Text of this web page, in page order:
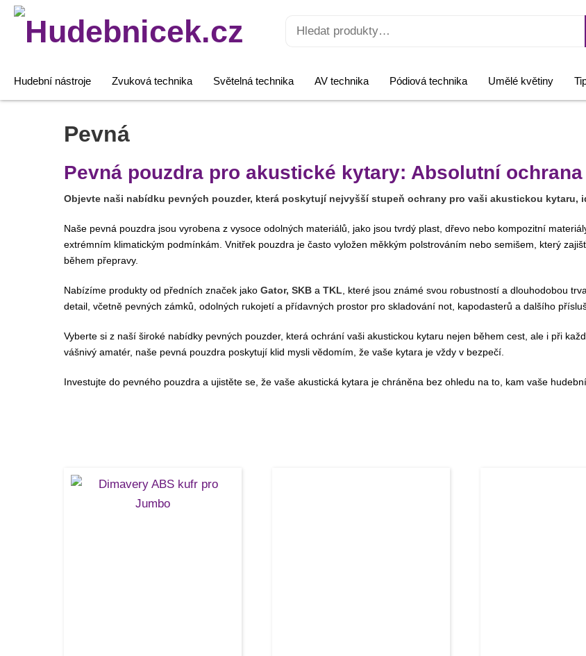
Hledat:
Hudební nástroje Zvuková technika Světelná technika AV technika Pódiová technika Umělé květiny
Pevná
Pevná pouzdra pro akustické kytary: Absolutní
Objevte naši nabídku pevných pouzder, která poskytují nejvyšší stupeň ochrany pro vaši akustickou kytaru,
Naše pevná pouzdra jsou vyrobena z vysoce odolných materiálů, jako jsou tvrdý plast, dřevo nebo kompozitní
extrémním klimatickým podmínkám. Vnitřek pouzdra je často vyložen měkkým polstrováním nebo semišem, který
během přepravy.
Nabízíme produkty od předních značek jako Gator, SKB a TKL, které jsou známé svou robustností a dlouhodobou
detail, včetně pevných zámků, odolných rukojetí a přídavných prostor pro skladování not, kapodasterů a dalšího
Vyberte si z naší široké nabídky pevných pouzder, která ochrání vaši akustickou kytaru nejen během cest, ale i při
vášnivý amatér, naše pevná pouzdra poskytují klid mysli vědomím, že vaše kytara je vždy v bezpečí.
Investujte do pevného pouzdra a ujistěte se, že vaše akustická kytara je chráněna bez ohledu na to, kam vaše